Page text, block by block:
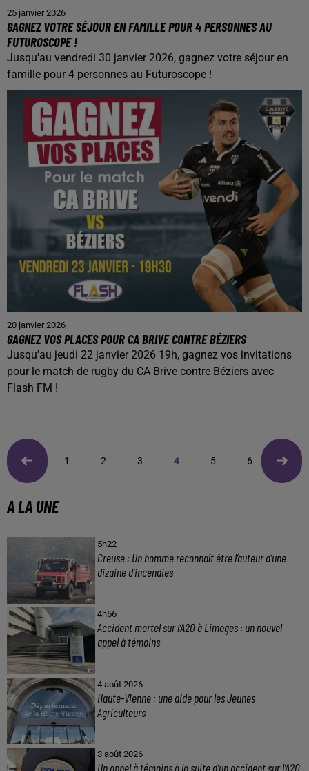
25 janvier 2026
GAGNEZ VOTRE SÉJOUR EN FAMILLE POUR 4 PERSONNES AU
FUTUROSCOPE !
Jusqu'au vendredi 30 janvier 2026, gagnez votre séjour en
famille pour 4 personnes au Futuroscope !
20 janvier 2026
GAGNEZ VOS PLACES POUR CA BRIVE CONTRE BÉZIERS
Jusqu'au jeudi 22 janvier 2026 19h, gagnez vos invitations
pour le match de rugby du CA Brive contre Béziers avec
Flash FM !
1 2 3 4 5 6 7
A LA UNE
5h22
Creuse : Un homme reconnaît être l’auteur d’une
dizaine d’incendies
4h56
Accident mortel sur l’A20 à Limoges : un nouvel
appel à témoins
4 août 2026
Haute-Vienne : une aide pour les Jeunes
Agriculteurs
3 août 2026
Un appel à témoins à la suite d’un accident sur l’A20